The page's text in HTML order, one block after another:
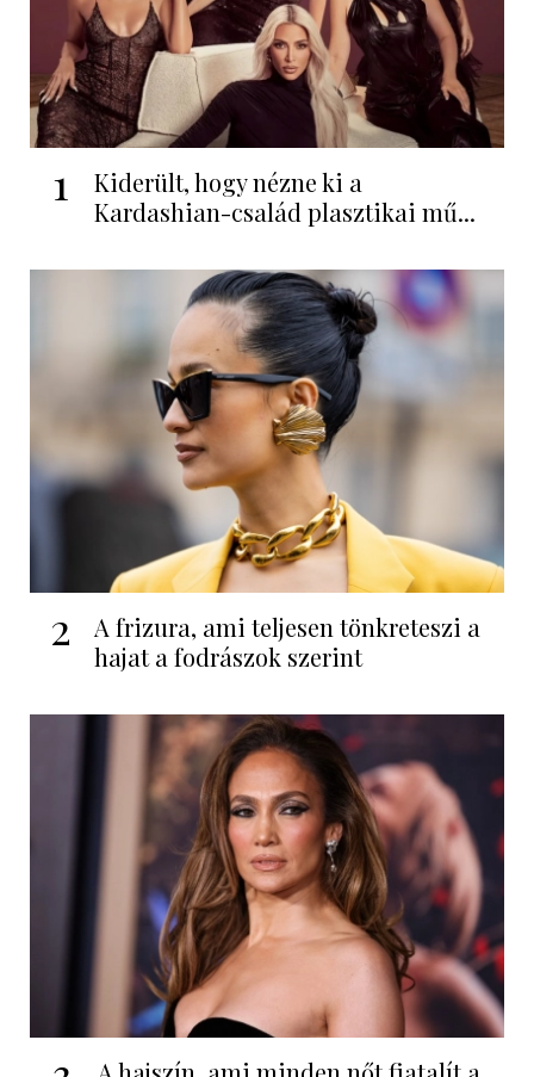
1
Kiderült, hogy nézne ki a
Kardashian-család plasztikai mű...
2
A frizura, ami teljesen tönkreteszi a
hajat a fodrászok szerint